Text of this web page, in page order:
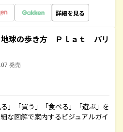
詳細を見る
球の歩き方 Ｐｌａｔ パリ
発売
」「買う」「食べる」「遊ぶ」を
な図解で案内するビジュアルガイ